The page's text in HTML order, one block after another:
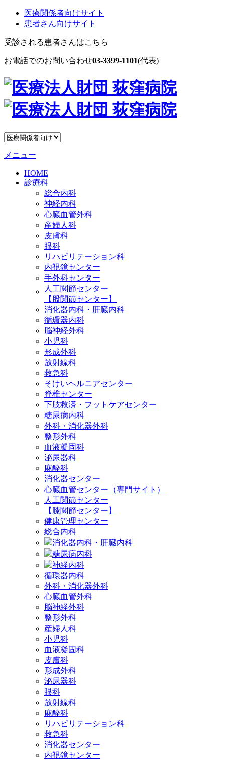
医療関係者向けサイト
患者さん向けサイト
受診される患者さんはこちら
お電話でのお問い合わせ03-3399-1101(代表)
メニュー
HOME
診療科
総合内科
神経内科
心臓血管外科
産婦人科
皮膚科
眼科
リハビリテーション科
内視鏡センター
手外科センター
人工関節センター
【股関節センター】
消化器内科・肝臓内科
循環器内科
脳神経外科
小児科
形成外科
放射線科
救急科
そけいヘルニアセンター
脊椎センター
下肢救済・フットケアセンター
糖尿病内科
外科・消化器外科
整形外科
血液凝固科
泌尿器科
麻酔科
消化器センター
心臓血管センター（専門サイト）
人工関節センター
【膝関節センター】
健康管理センター
総合内科
消化器内科・肝臓内科
糖尿病内科
神経内科
循環器内科
外科・消化器外科
心臓血管外科
脳神経外科
整形外科
産婦人科
小児科
血液凝固科
皮膚科
形成外科
泌尿器科
眼科
放射線科
麻酔科
リハビリテーション科
救急科
消化器センター
内視鏡センター